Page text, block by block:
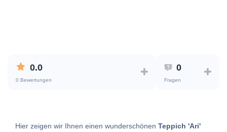
0.0
0 Bewertungen
0
Fragen
Hier zeigen wir Ihnen einen wunderschönen Teppich 'Ari'